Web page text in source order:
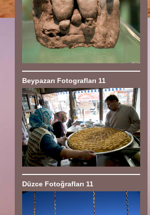
Beypazarı Fotografları 11
Düzce Fotoğrafları 11